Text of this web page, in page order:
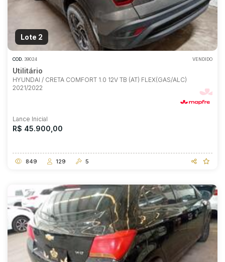
Lote 2
COD. 39024 VENDIDO
Utilitário
HYUNDAI / CRETA COMFORT 1.0 12V TB (AT) FLEX(GAS/ALC)
2021/2022
Lance Inicial
R$ 45.900,00
849 129 5